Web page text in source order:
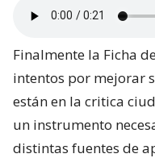
Finalmente la Ficha
intentos por mejorar
están en la critica
un instrumento
distintas fuentes de